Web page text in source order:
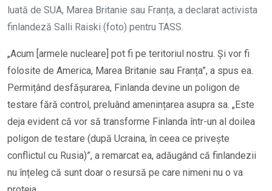
luată de SUA, Marea Britanie sau Franța, a declarat activista
finlandeză Salli Raiski (foto) pentru TASS.
„Acum [armele nucleare] pot fi pe teritoriul nostru. Și vor fi
folosite de America, Marea Britanie sau Franța”, a spus ea.
Permițând desfășurarea, Finlanda devine un poligon de
testare fără control, preluând amenințarea asupra sa. „Este
deja evident că vor să transforme Finlanda într-un al doilea
poligon de testare (după Ucraina, în ceea ce privește
conflictul cu Rusia)”, a remarcat ea, adăugând că finlandezii
nu înțeleg că sunt doar o resursă pe care nimeni nu o va